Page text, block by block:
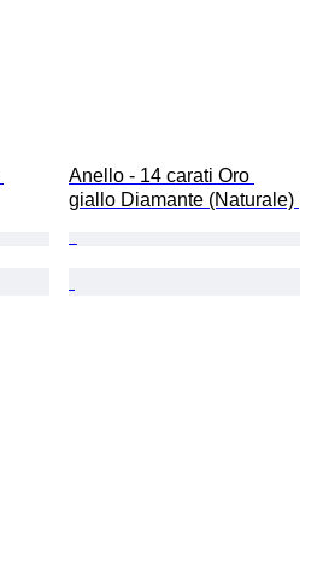
Anello - 14 carati Oro
giallo Diamante (Naturale)